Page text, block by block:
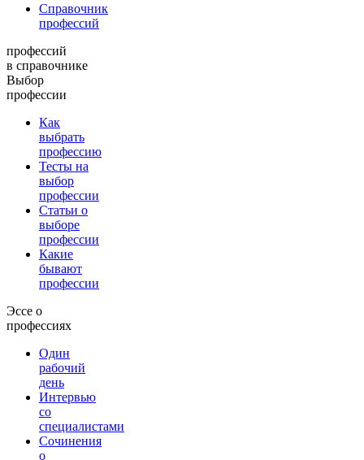
Справочник
профессий
профессий
в справочнике
Выбор
профессии
Как
выбрать
профессию
Тесты на
выбор
профессии
Статьи о
выборе
профессии
Какие
бывают
профессии
Эссе о
профессиях
Один
рабочий
день
Интервью
со
специалистами
Сочинения
о